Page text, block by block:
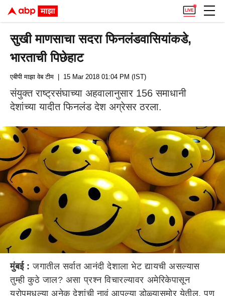
सुखी माणसाचा सदरा फिनलंडवासियांकडे,
भारताची पिछेहाट
एबीपी माझा वेब टीम | 15 Mar 2018 01:04 PM (IST)
संयुक्त राष्ट्रसंघाच्या अहवालानुसार 156 समाधानी
देशांच्या यादीत फिनलंड देश अग्रेसर ठरला.
मुंबई : जगातील सर्वात आनंदी देशाला भेट द्यायची असल्यास
तुम्ही कुठे जाल? असा प्रश्न विचारल्यावर अमेरिकेपासून
युरोपमधल्या अनेक देशांची नावं आपल्या डोळ्यासमोर येतील. पण